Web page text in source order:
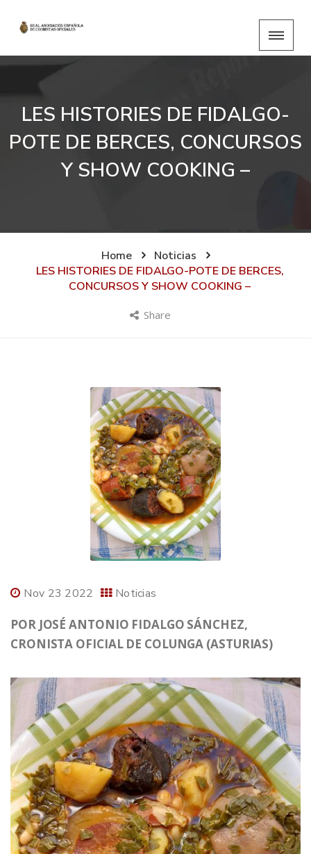
LES HISTORIES DE FIDALGO-
POTE DE BERCES, CONCURSOS
Y SHOW COOKING –
Home
Noticias
LES HISTORIES DE FIDALGO-POTE DE BERCES,
CONCURSOS Y SHOW COOKING –
Share
Nov 23 2022 Noticias
POR JOSÉ ANTONIO FIDALGO SÁNCHEZ,
CRONISTA OFICIAL DE COLUNGA (ASTURIAS)